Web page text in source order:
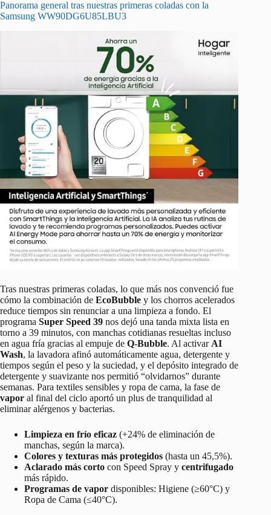
Panorama general tras nuestras primeras coladas con la
Samsung WW90DG6U85LBU3
Tras nuestras primeras coladas, lo que más nos convenció fue
cómo la combinación de EcoBubble y los chorros acelerados
reduce tiempos sin renunciar a una limpieza a fondo. El
programa Super Speed 39 nos dejó una tanda mixta lista en
torno a 39 minutos, con manchas cotidianas resueltas incluso
en agua fría gracias al empuje de Q‑Bubble. Al activar AI
Wash, la lavadora afinó automáticamente agua, detergente y
tiempos según el peso y la suciedad, y el depósito integrado de
detergente y suavizante nos permitió “olvidarnos” durante
semanas. Para textiles sensibles y ropa de cama, la fase de
vapor al final del ciclo aportó un plus de tranquilidad al
eliminar alérgenos y bacterias.
Limpieza en frío eficaz (+24% de eliminación de
manchas, según la marca).
Colores y texturas más protegidos (hasta un 45,5%).
Aclarado más corto con Speed Spray y centrifugado
más rápido.
Programas de vapor disponibles: Higiene (≥60°C) y
Ropa de Cama (≤40°C).